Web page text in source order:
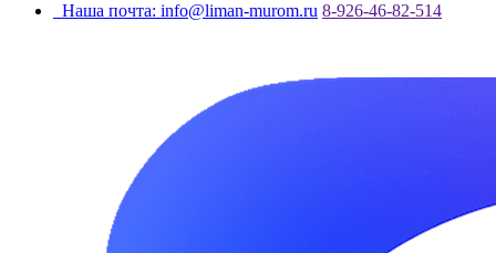
Наша почта: info@liman-murom.ru 8-926-46-82-514